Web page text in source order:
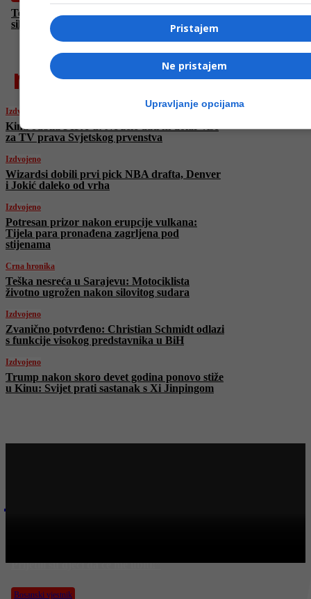
Teška nesreća u Sarajevu: Motociklista životno ugrožen nakon
silovitog sudara
najnovije
Izdvojeno
Kina odbila FIFA-u: Ne žele dati ni dolar više
za TV prava Svjetskog prvenstva
Izdvojeno
Wizardsi dobili prvi pick NBA drafta, Denver
i Jokić daleko od vrha
Izdvojeno
Potresan prizor nakon erupcije vulkana:
Tijela para pronađena zagrljena pod
stijenama
Crna hronika
Teška nesreća u Sarajevu: Motociklista
životno ugrožen nakon silovitog sudara
Izdvojeno
Zvanično potvrđeno: Christian Schmidt odlazi
s funkcije visokog predstavnika u BiH
Izdvojeno
Trump nakon skoro devet godina ponovo stiže
u Kinu: Svijet prati sastanak s Xi Jinpingom
Prijetili su djeci da će me ubiti!”
Bosanski vjestnik
Pristajem
Ne pristajem
Upravljanje opcijama